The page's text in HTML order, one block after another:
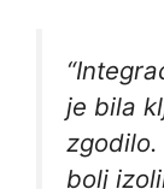
je bila
bolj